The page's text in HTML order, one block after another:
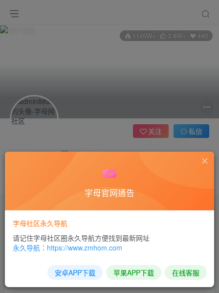
1145W+ 3.8W+ 440
admin8898
关注 私信
粉丝 440 关注 1
这家伙很懒，什么都没有写...
字母官网通告
字母社区永久导航
请记住字母社区圈永久导航方便找到最新网址
永久导航：https://www.zmhom.com
安卓APP下载 苹果APP下载 在线客服